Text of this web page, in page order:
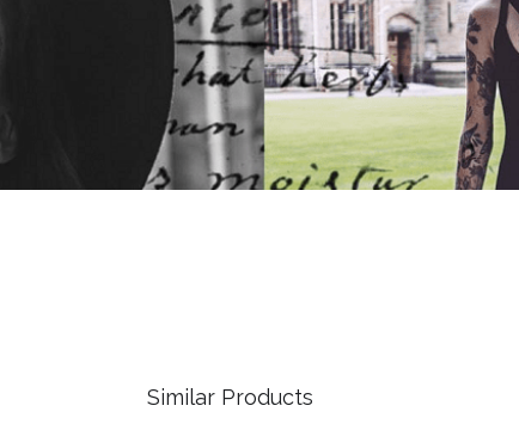
Similar Products